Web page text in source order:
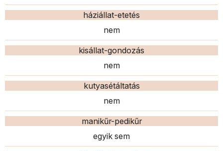
háziállat-etetés
nem
kisállat-gondozás
nem
kutyasétáltatás
nem
manikűr-pedikűr
egyik sem